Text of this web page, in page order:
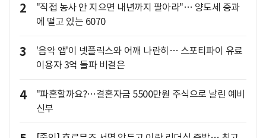
2
"직접 농사 안 지으면 내년까지 팔아라"… 양도세 중과
에 떨고 있는 6070
3
'음악 앱'이 넷플릭스와 어깨 나란히… 스포티파이 유료
이용자 3억 돌파 비결은
4
"파혼할까요?…결혼자금 5500만원 주식으로 날린 예비
신부